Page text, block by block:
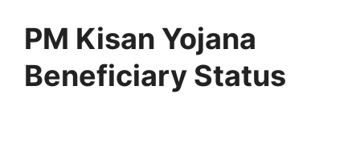
PM Kisan Yojana
Beneficiary Status